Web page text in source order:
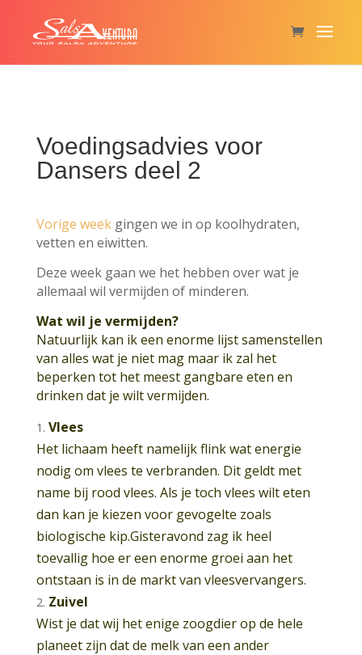
Voedingsadvies voor
Dansers deel 2
Vorige weekgingen we in op koolhydraten,
vetten en eiwitten.
Deze week gaan we het hebben over wat je
allemaal wil vermijden of minderen.
Wat wil je vermijden?
Natuurlijk kan ik een enorme lijst samenstellen
van alles wat je niet mag maar ik zal het
beperken tot het meest gangbare eten en
drinken dat je wilt vermijden.
Vlees
Het lichaam heeft namelijk flink wat energie
nodig om vlees te verbranden. Dit geldt met
name bij rood vlees. Als je toch vlees wilt eten
dan kan je kiezen voor gevogelte zoals
biologische kip.Gisteravond zag ik heel
toevallig hoe er een enorme groei aan het
ontstaan is in de markt van vleesvervangers.
Zuivel
Wist je dat wij het enige zoogdier op de hele
planeet zijn dat de melk van een ander